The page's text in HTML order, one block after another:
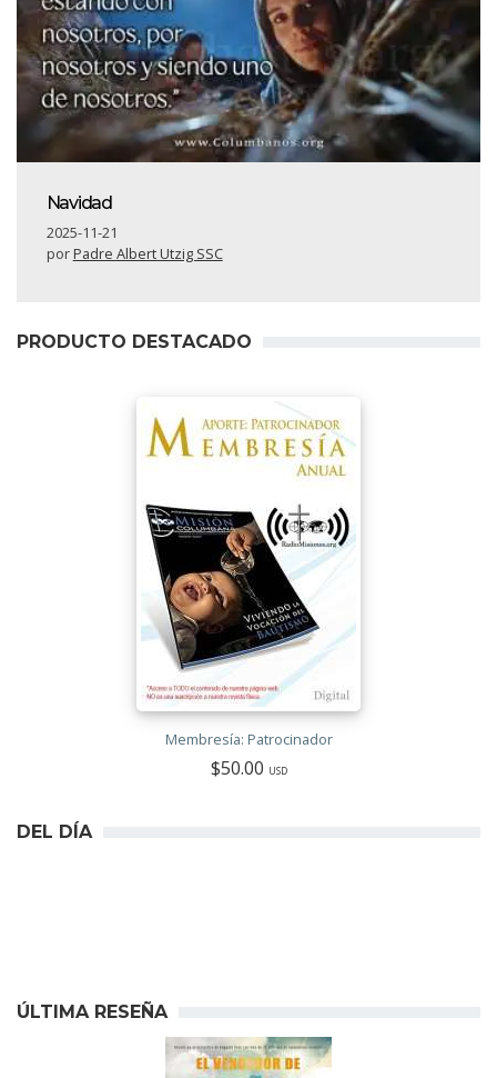
Navidad
2025-11-21
porPadre Albert Utzig SSC
PRODUCTO DESTACADO
Membresía: Patrocinador
$50.00 USD
DEL DÍA
ÚLTIMA RESEÑA